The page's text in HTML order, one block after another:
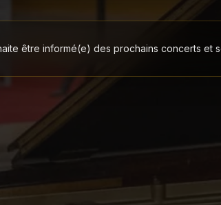
être informé(e) des prochains concerts et